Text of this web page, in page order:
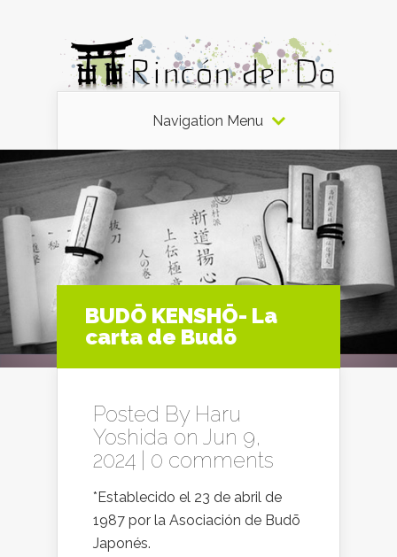
Navigation Menu
BUDŌ KENSHŌ- La
carta de Budō
Posted By Haru
Yoshida on Jun 9,
2024 | 0 comments
*Establecido el 23 de abril de
1987 por la Asociación de Budō
Japonés.